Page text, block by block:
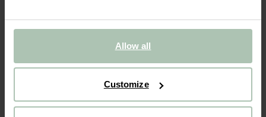
Allow all
Customize
VOIR LE STOCK EN MAGASIN
Livraison gratuite en magasin